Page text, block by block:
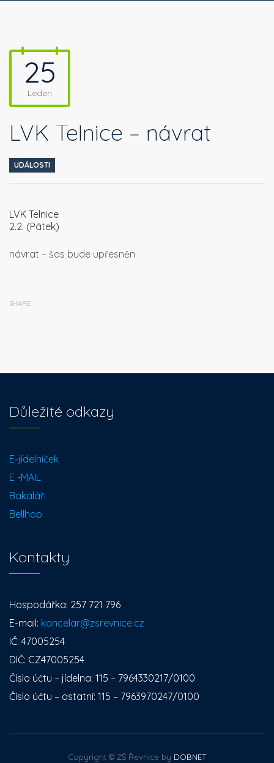
25
Leden
LVK Telnice – návrat
UDÁLOSTI
LVK Telnice
2.2. (Pátek)
návrat – šas bude upřesněn
SHARE
Důležité odkazy
E-jídelníček
E -MAIL
Bakaláři
Bellhop
Kontakty
Hospodářka: 257 721 796
E-mail: kancelar@zsrevnice.cz
IČ: 47005254
DIČ: CZ47005254
Číslo účtu – jídelna: 115 – 7964330217/0100
Číslo účtu – ostatní: 115 – 7963970247/0100
Copyright © ZŠ Řevnice by DOBNET